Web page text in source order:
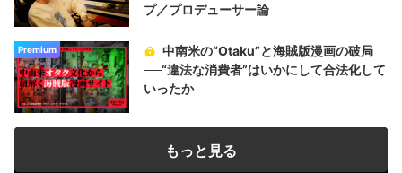
プ／プロデューサー論
Premium
中南米の“Otaku”と海賊版漫画の破局
──“違法な消費者”はいかにして合法化して
いったか
もっと見る